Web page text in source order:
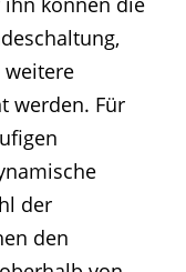
weitere
werden. Für
der
den